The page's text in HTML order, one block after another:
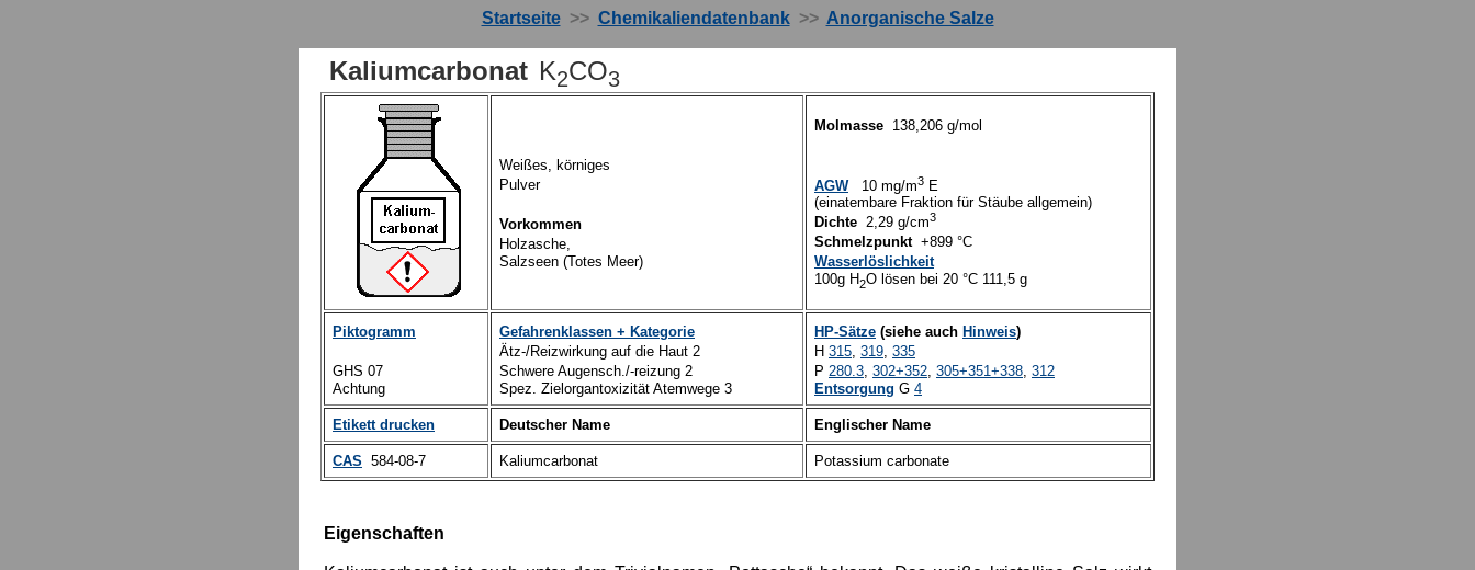
Startseite>> Chemikaliendatenbank>> Anorganische Salze
Kaliumcarbonat K2CO3
Weißes, körniges
Pulver
Vorkommen
Holzasche,
Salzseen (Totes Meer)
Molmasse 138,206 g/mol
AGW 10 mg/m3 E
(einatembare Fraktion für Stäube allgemein)
Dichte 2,29 g/cm3
Schmelzpunkt +899 °C
Wasserlöslichkeit
100g H2O lösen bei 20 °C 111,5 g
Piktogramm
GHS 07
Achtung
Gefahrenklassen + Kategorie
Ätz-/Reizwirkung auf die Haut 2
Schwere Augensch./-reizung 2
Spez. Zielorgantoxizität Atemwege 3
HP-Sätze (siehe auch Hinweis)
H 315 319 335
P 280.3 302+352 305+351+338 312
Entsorgung G 4
Etikett drucken Deutscher Name Englischer Name
CAS 584-08-7 Kaliumcarbonat Potassium carbonate
Eigenschaften